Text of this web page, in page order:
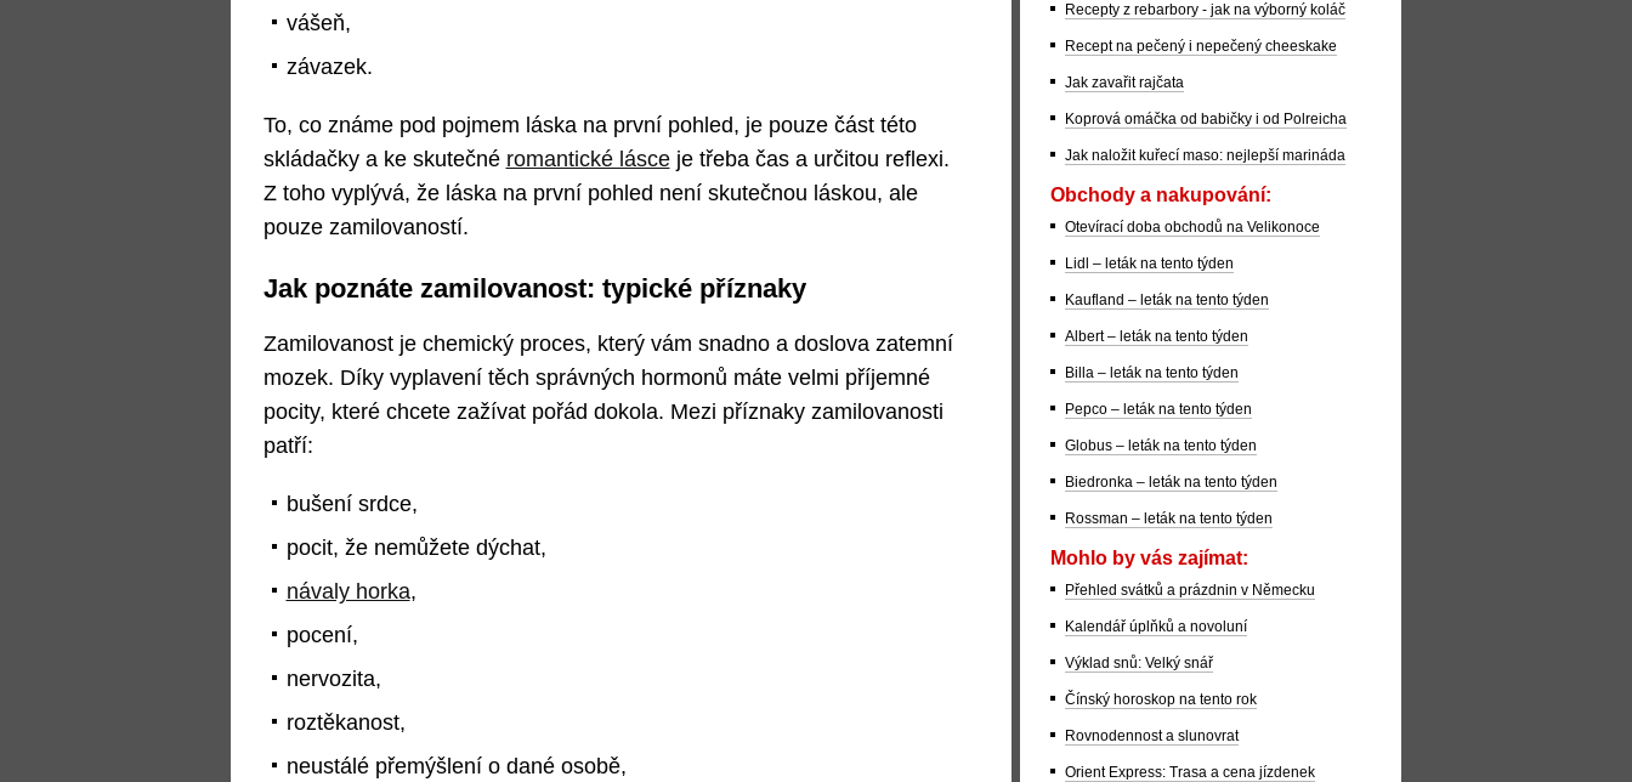
vášeň,
závazek.
To, co známe pod pojmem láska na první pohled, je pouze část této
skládačky a ke skutečné romantické lásceje třeba čas a určitou reflexi.
Z toho vyplývá, že láska na první pohled není skutečnou láskou, ale
pouze zamilovaností.
Jak poznáte zamilovanost: typické příznaky
Zamilovanost je chemický proces, který vám snadno a doslova zatemní
mozek. Díky vyplavení těch správných hormonů máte velmi příjemné
pocity, které chcete zažívat pořád dokola. Mezi příznaky zamilovanosti
patří:
bušení srdce,
pocit, že nemůžete dýchat,
návaly horka,
pocení,
nervozita,
roztěkanost,
neustálé přemýšlení o dané osobě,
Recepty z rebarbory - jak na výborný koláč
Recept na pečený i nepečený cheeskake
Jak zavařit rajčata
Koprová omáčka od babičky i od Polreicha
Jak naložit kuřecí maso: nejlepší marináda
Obchody a nakupování:
Otevírací doba obchodů na Velikonoce
Lidl – leták na tento týden
Kaufland – leták na tento týden
Albert – leták na tento týden
Billa – leták na tento týden
Pepco – leták na tento týden
Globus – leták na tento týden
Biedronka – leták na tento týden
Rossman – leták na tento týden
Mohlo by vás zajímat:
Přehled svátků a prázdnin v Německu
Kalendář úplňků a novoluní
Výklad snů: Velký snář
Čínský horoskop na tento rok
Rovnodennost a slunovrat
Orient Express: Trasa a cena jízdenek